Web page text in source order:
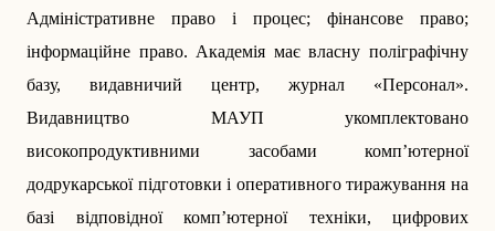
Адміністративне право і процес; фінансове право;
інформаційне право. Академія має власну поліграфічну
базу, видавничий центр, журнал «Персонал».
Видавництво МАУП укомплектовано
високопродуктивними засобами комп’ютерної
додрукарської підготовки і оперативного тиражування на
базі відповідної комп’ютерної техніки, цифрових